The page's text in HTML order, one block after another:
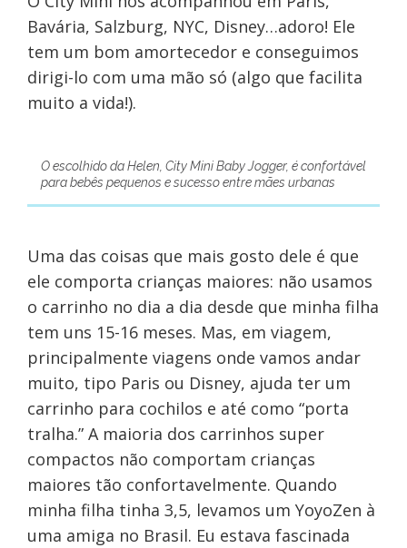
Bavária, Salzburg, NYC, Disney…adoro! Ele
tem um bom amortecedor e conseguimos
dirigi-lo com uma mão só (algo que facilita
muito a vida!).
O escolhido da Helen, City Mini Baby Jogger, é confortável
para bebês pequenos e sucesso entre mães urbanas
Uma das coisas que mais gosto dele é que
ele comporta crianças maiores: não usamos
o carrinho no dia a dia desde que minha filha
tem uns 15-16 meses. Mas, em viagem,
principalmente viagens onde vamos andar
muito, tipo Paris ou Disney, ajuda ter um
carrinho para cochilos e até como “porta
tralha.” A maioria dos carrinhos super
compactos não comportam crianças
maiores tão confortavelmente. Quando
minha filha tinha 3,5, levamos um YoyoZen à
uma amiga no Brasil. Eu estava fascinada